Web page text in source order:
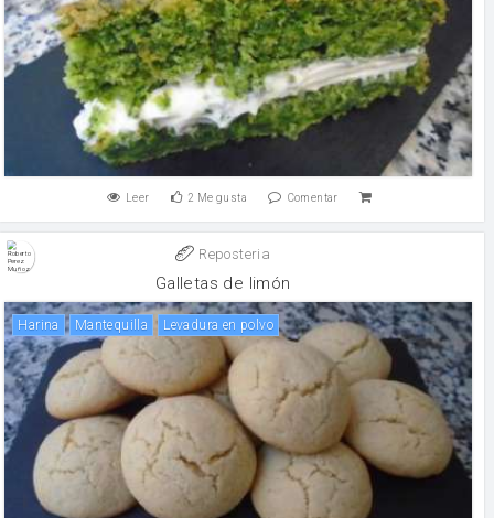
Leer 2 Me gusta Comentar
Reposteria
Galletas de limón
harina mantequilla levadura en polvo